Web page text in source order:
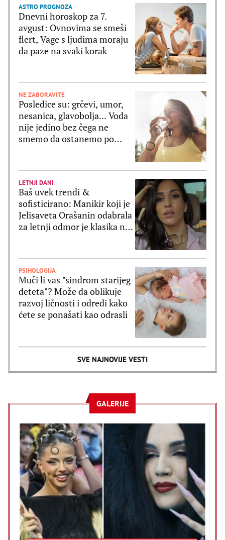
ASTRO PROGNOZA
Dnevni horoskop za 7.
avgust: Ovnovima se smeši
flert, Vage s ljudima moraju
da paze na svaki korak
NE ZABORAVITE
Posledice su: grčevi, umor,
nesanica, glavobolja... Voda
nije jedino bez čega ne
smemo da ostanemo po
LETNJI DANI
Baš uvek trendi &
sofisticirano: Manikir koji je
Jelisaveta Orašanin odabrala
za letnji odmor je klasika na
PSIHOLOGIJA
Muči li vas "sindrom starijeg
deteta"? Može da oblikuje
razvoj ličnosti i odredi kako
ćete se ponašati kao odrasli
SVE NAJNOVIJE VESTI
GALERIJE